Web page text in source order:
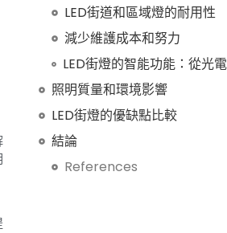
LED街道和區域燈的耐用性
減少維護成本和努力
照明質量和環境影響
LED街燈的優缺點比較
結論
References